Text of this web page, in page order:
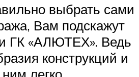
выбрать сами
Вам подскажут
ГК «АЛЮТЕХ». Ведь
конструкций и